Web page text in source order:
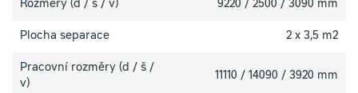
Rozměry (d / š / v) 9220 / 2500 / 3090 mm
Plocha separace 2 x 3,5 m2
Pracovní rozměry (d / š /
v)
11110 / 14090 / 3920 mm